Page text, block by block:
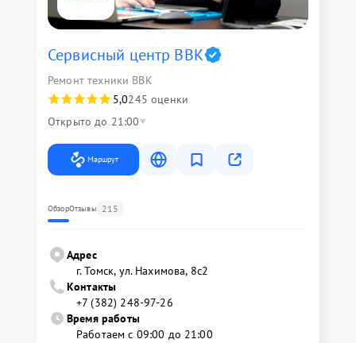
Сервисный центр BBK
Ремонт техники BBK
5,0245 оценки
Открыто до 21:00
Маршрут
ОбзорОтзывы 215
Адрес
г. Томск, ул. Нахимова, 8с2
Контакты
+7 (382) 248-97-26
Время работы
Работаем с 09:00 до 21:00